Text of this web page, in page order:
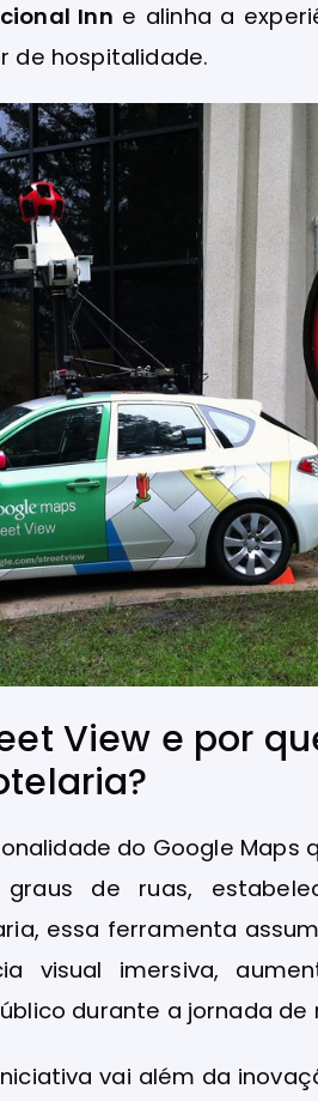
Inn e alinha a
de hospitalidade.
View e por
do Google Maps
de ruas,
essa ferramenta
visual imersiva,
durante a jornada de
vai além da